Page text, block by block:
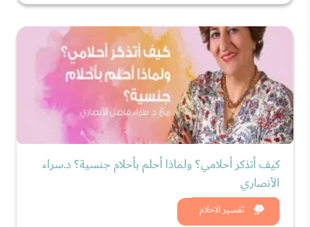
تفسير الاحلام
كيف أتذكر أحلامي؟ ولماذا أحلم بأحلام جنسية؟ د.سراء
الأنصاري
شاهد الان